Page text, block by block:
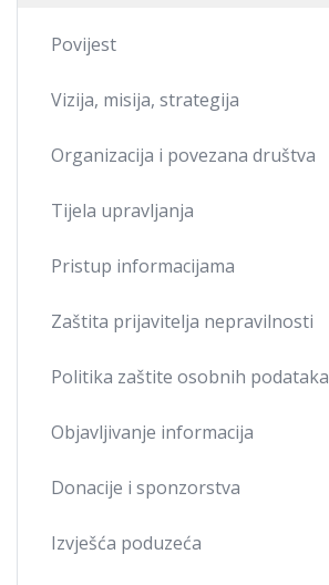
Povijest
Vizija, misija, strategija
Organizacija i povezana društva
Tijela upravljanja
Pristup informacijama
Zaštita prijavitelja nepravilnosti
Politika zaštite osobnih podataka
Objavljivanje informacija
Donacije i sponzorstva
Izvješća poduzeća